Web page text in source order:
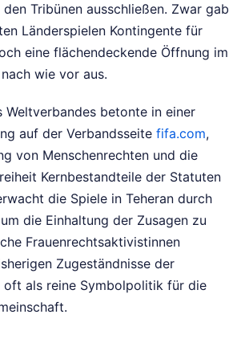
Tribünen ausschließen. Zwar gab
Länderspielen Kontingente für
eine flächendeckende Öffnung im
wie vor aus.
Weltverbandes betonte in einer
auf der Verbandsseite fifa.com,
von Menschenrechten und die
Kernbestandteile der Statuten
die Spiele in Teheran durch
die Einhaltung der Zusagen zu
Frauenrechtsaktivistinnen
Zugeständnisse der
oft als reine Symbolpolitik für die